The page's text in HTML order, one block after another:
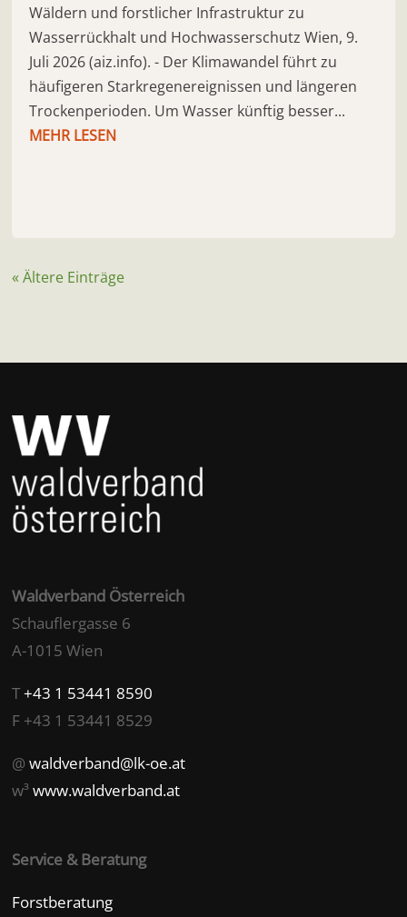
Wäldern und forstlicher Infrastruktur zu
Wasserrückhalt und Hochwasserschutz Wien, 9.
Juli 2026 (aiz.info). - Der Klimawandel führt zu
häufigeren Starkregenereignissen und längeren
Trockenperioden. Um Wasser künftig besser...
MEHR LESEN
« Ältere Einträge
Waldverband Österreich
Schauflergasse 6
A-1015 Wien
T+43 1 53441 8590
F +43 1 53441 8529
@waldverband@lk-oe.at
w³www.waldverband.at
Service & Beratung
Forstberatung